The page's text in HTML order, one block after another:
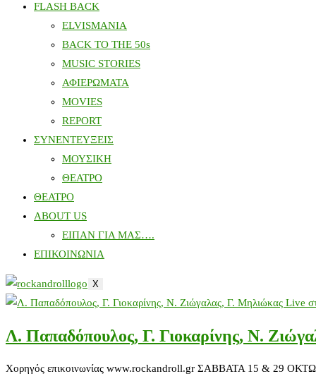
FLASH BACK
ELVISMANIA
BACK TO THE 50s
MUSIC STORIES
ΑΦΙΕΡΩΜΑΤΑ
MOVIES
REPORT
ΣΥΝΕΝΤΕΥΞΕΙΣ
ΜΟΥΣΙΚΗ
ΘΕΑΤΡΟ
ΘΕΑΤΡΟ
ABOUT US
ΕΙΠΑΝ ΓΙΑ ΜΑΣ….
ΕΠΙΚΟΙΝΩΝΙΑ
X
Λ. Παπαδόπουλος, Γ. Γιοκαρίνης, Ν.
Χορηγός επικοινωνίας www.rockandroll.gr ΣΑΒΒΑΤΑ 15 &